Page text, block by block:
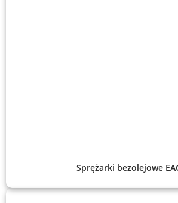
Sprężarki bezolejowe